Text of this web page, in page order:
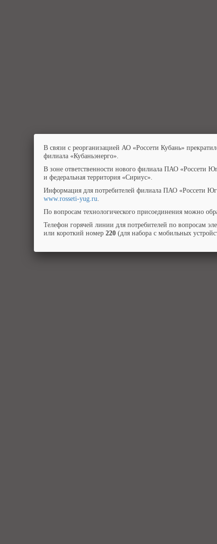
В связи с реорганизацией АО «Россети Кубань»
филиала «Кубаньэнерго».
В зоне ответственности нового филиала ПАО «Россети
и федеральная территория «Сириус».
Информация для потребителей филиала ПАО «Россети
www.rosseti-yug.ru.
По вопросам технологического присоединения можно
Телефон горячей линии для потребителей по вопросам
или короткий номер 220 (для набора с мобильных